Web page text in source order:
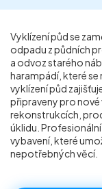
Reference
Kontakt
Vyklízení půd se
odpadu z půdních
a odvoz starého
harampádí, které
vyklízení půd
připraveny pro nové
rekonstrukcích,
úklidu.
vybavení, které
nepotřebných věcí.